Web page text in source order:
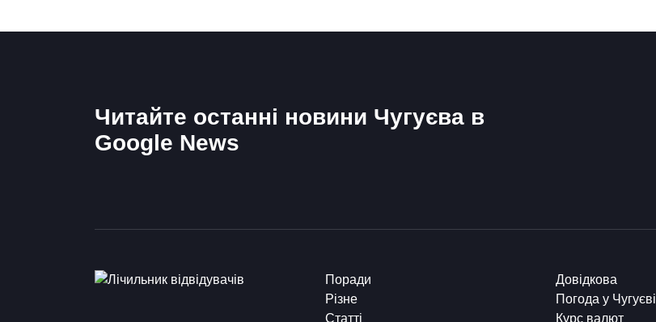
Читайте останні новини Чугуєва в
Google News
Поради
Різне
Статті
Довідкова
Погода у Чугуєві
Курс валют